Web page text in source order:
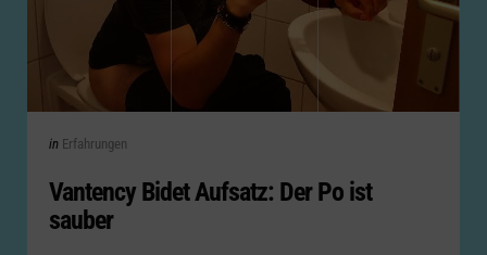
Categories
Posted
in Erfahrungen
Vantency Bidet Aufsatz: Der Po ist
sauber